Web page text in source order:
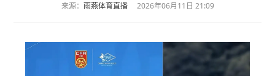
来源： 雨燕体育直播 2026年06月11日 21:09